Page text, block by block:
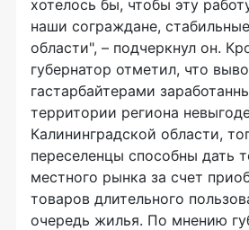
хотелось бы, чтобы эту
наши сограждане,
области", – подчеркнул он.
губернатор отметил, что
гастарбайтерами
территории региона
Калининградской области,
переселенцы способны дать
местного рынка за счет
товаров длительного
очередь жилья. По мнению